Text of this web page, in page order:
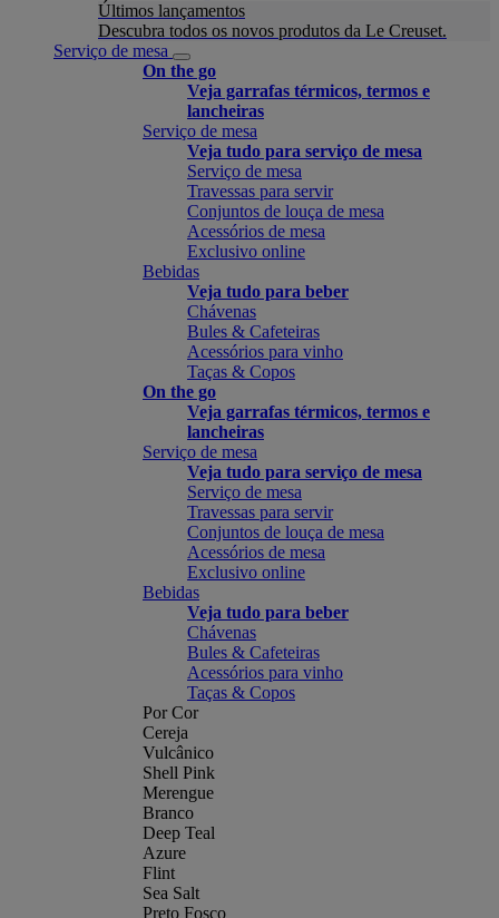
Últimos lançamentos
Descubra todos os novos produtos da Le Creuset.
Serviço de mesa
On the go
Veja garrafas térmicos, termos e
lancheiras
Serviço de mesa
Veja tudo para serviço de mesa
Serviço de mesa
Travessas para servir
Conjuntos de louça de mesa
Acessórios de mesa
Exclusivo online
Bebidas
Veja tudo para beber
Chávenas
Bules & Cafeteiras
Acessórios para vinho
Taças & Copos
On the go
Veja garrafas térmicos, termos e
lancheiras
Serviço de mesa
Veja tudo para serviço de mesa
Serviço de mesa
Travessas para servir
Conjuntos de louça de mesa
Acessórios de mesa
Exclusivo online
Bebidas
Veja tudo para beber
Chávenas
Bules & Cafeteiras
Acessórios para vinho
Taças & Copos
Por Cor
Cereja
Vulcânico
Shell Pink
Merengue
Branco
Deep Teal
Azure
Flint
Sea Salt
Preto Fosco